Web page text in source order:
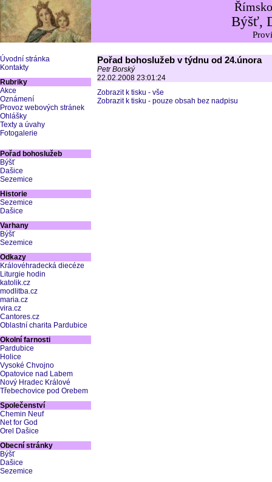
Býšť,
Úvodní stránka
Kontakty
Rubriky
Akce
Oznámení
Provoz webových stránek
Ohlášky
Texty a úvahy
Fotogalerie
Pořad bohoslužeb
Býšť
Dašice
Sezemice
Historie
Sezemice
Dašice
Varhany
Býšť
Sezemice
Odkazy
Královéhradecká diecéze
Liturgie hodin
katolik.cz
modlitba.cz
maria.cz
vira.cz
Cantores.cz
Oblastní charita Pardubice
Okolní farnosti
Pardubice
Holice
Vysoké Chvojno
Opatovice nad Labem
Nový Hradec Králové
Třebechovice pod Orebem
Společenství
Chemin Neuf
Net for God
Orel Dašice
Obecní stránky
Býšť
Dašice
Sezemice
Pořad bohoslužeb v týdnu od 24.února
Petr Borský
22.02.2008 23:01:24
Zobrazit k tisku - vše
Zobrazit k tisku - pouze obsah bez nadpisu